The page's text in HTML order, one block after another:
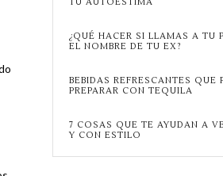
¿QUÉ HACER SI LLAMAS A TU
EL NOMBRE DE TU EX?
BEBIDAS REFRESCANTES QUE
PREPARAR CON TEQUILA
7 COSAS QUE TE AYUDAN A
Y CON ESTILO